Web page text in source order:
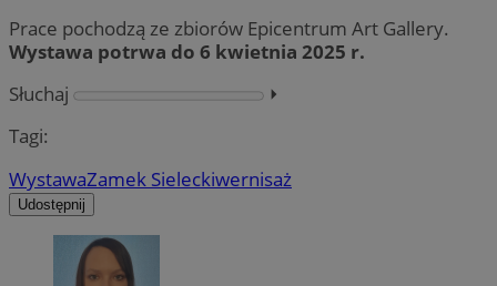
Prace pochodzą ze zbiorów Epicentrum Art Gallery.
Wystawa potrwa do 6 kwietnia 2025 r.
Słuchaj
⏵︎
Tagi:
WystawaZamek Sieleckiwernisaż
Udostępnij